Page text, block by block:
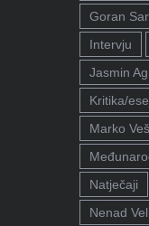
Goran
Intervju
Jasmin
Kritika/
Marko
Natječaji
Nenad